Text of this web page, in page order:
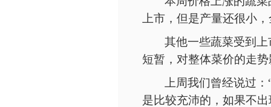
上市，但是产量还很小
其他一些蔬菜受到
短暂，对整体菜价的走
上周我们曾经说过：
是比较充沛的，如果不